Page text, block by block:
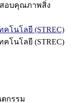
อบคุณภาพสิ่ง
โนโลยี (STREC)
โนโลยี (STREC)
กรรม